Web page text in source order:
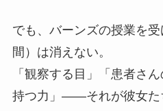
でも、バーンズの授業を
間）は消えない。
「観察する目」「患者さ
持つ力」——それが彼女た